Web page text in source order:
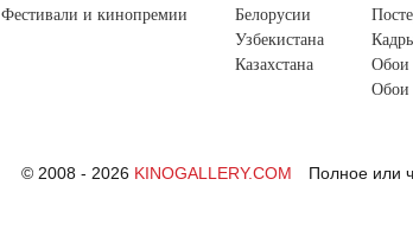
Фестивали и кинопремии
Белорусии
Узбекистана
Казахстана
Обои
Обои
© 2008 - 2026 KINOGALLERY.COM
Полное или